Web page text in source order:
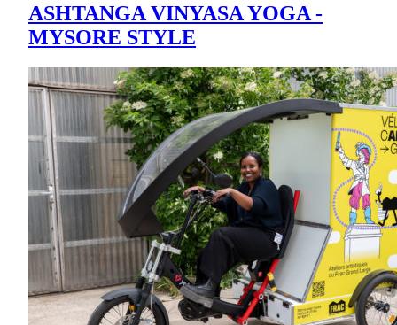
ASHTANGA VINYASA YOGA -
MYSORE STYLE